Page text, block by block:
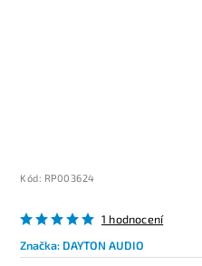
Kód: RP003624
1 hodnocení
Značka: DAYTON AUDIO